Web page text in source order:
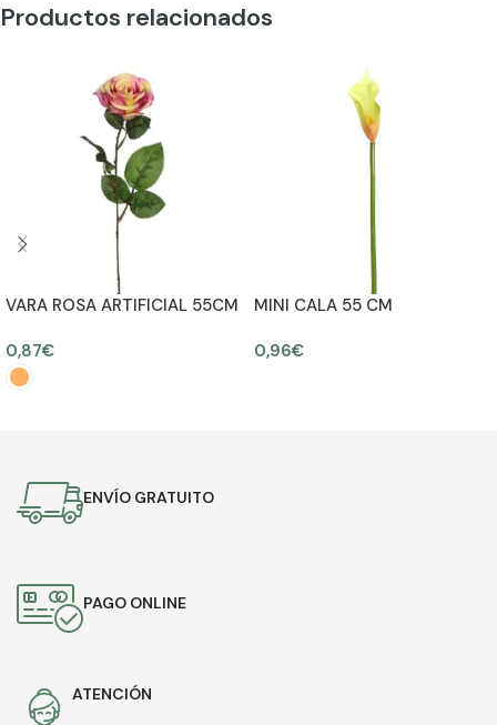
Productos relacionados
VARA ROSA ARTIFICIAL 55CM
0,87€
MINI CALA 55 CM
0,96€
ENVÍO GRATUITO
PAGO ONLINE
ATENCIÓN